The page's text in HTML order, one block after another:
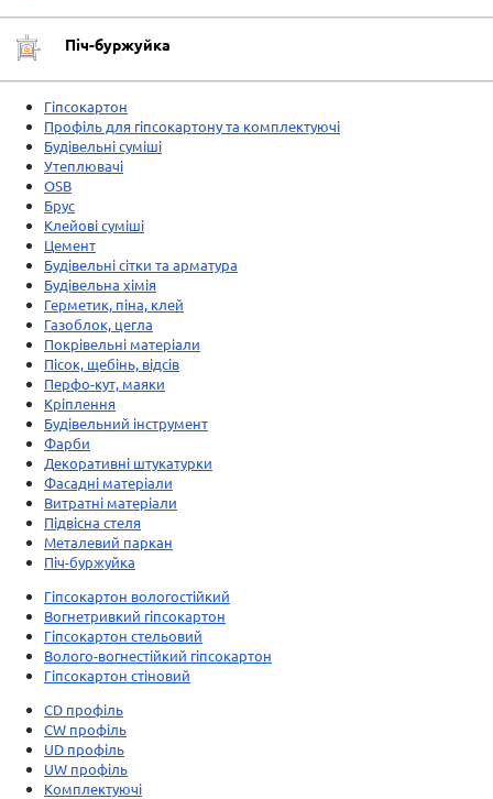
Піч-буржуйка
Гіпсокартон
Профіль для гіпсокартону та комплектуючі
Будівельні суміші
Утеплювачі
OSB
Брус
Клейові суміші
Цемент
Будівельні сітки та арматура
Будівельна хімія
Герметик, піна, клей
Газоблок, цегла
Покрівельні матеріали
Пісок, щебінь, відсів
Перфо-кут, маяки
Кріплення
Будівельний інструмент
Фарби
Декоративні штукатурки
Фасадні матеріали
Витратні матеріали
Підвісна стеля
Металевий паркан
Піч-буржуйка
Гіпсокартон вологостійкий
Вогнетривкий гіпсокартон
Гіпсокартон стельовий
Волого-вогнестійкий гіпсокартон
Гіпсокартон стіновий
CD профіль
CW профіль
UD профіль
UW профіль
Комплектуючі